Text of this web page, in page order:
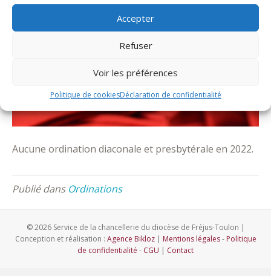
Accepter
Refuser
Voir les préférences
Politique de cookiesDéclaration de confidentialité
Aucune ordination diaconale et presbytérale en 2022.
Publié dans Ordinations
© 2026 Service de la chancellerie du diocèse de Fréjus-Toulon |
Conception et réalisation : Agence Bikloz| Mentions légales- Politique
de confidentialité - CGU | Contact